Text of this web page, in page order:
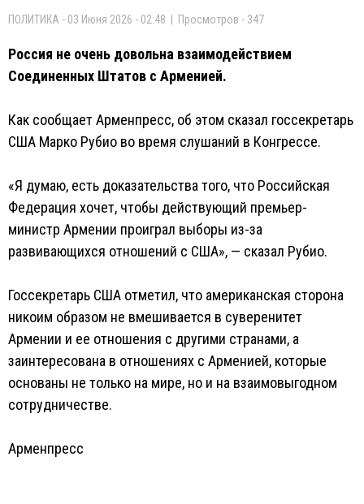
ПОЛИТИКА - 03 Июня 2026 - 02:48 | Просмотров - 347
Россия не очень довольна взаимодействием
Соединенных Штатов с Арменией.
Как сообщает Арменпресс, об этом сказал госсекретарь
США Марко Рубио во время слушаний в Конгрессе.
«Я думаю, есть доказательства того, что Российская
Федерация хочет, чтобы действующий премьер-
министр Армении проиграл выборы из-за
развивающихся отношений с США», — сказал Рубио.
Госсекретарь США отметил, что американская сторона
никоим образом не вмешивается в суверенитет
Армении и ее отношения с другими странами, а
заинтересована в отношениях с Арменией, которые
основаны не только на мире, но и на взаимовыгодном
сотрудничестве.
Арменпресс